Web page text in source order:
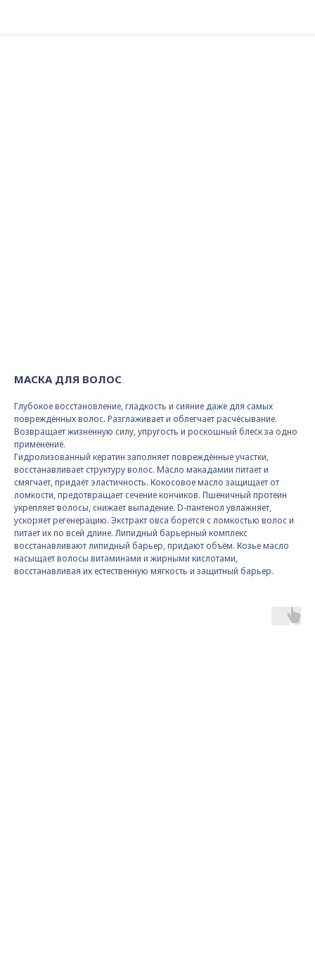
МАСКА ДЛЯ ВОЛОС
Глубокое восстановление, гладкость и сияние даже для самых
повреждённых волос. Разглаживает и облегчает расчёсывание.
Возвращает жизненную силу, упругость и роскошный блеск за одно
применение.
Гидролизованный кератин заполняет повреждённые участки,
восстанавливает структуру волос. Масло макадамии питает и
смягчает, придаёт эластичность. Кокосовое масло защищает от
ломкости, предотвращает сечение кончиков. Пшеничный протеин
укрепляет волосы, снижает выпадение. D-пантенол увлажняет,
ускоряет регенерацию. Экстракт овса борется с ломкостью волос и
питает их по всей длине. Липидный барьерный комплекс
восстанавливают липидный барьер, придают объём. Козье масло
насыщает волосы витаминами и жирными кислотами,
восстанавливая их естественную мягкость и защитный барьер.